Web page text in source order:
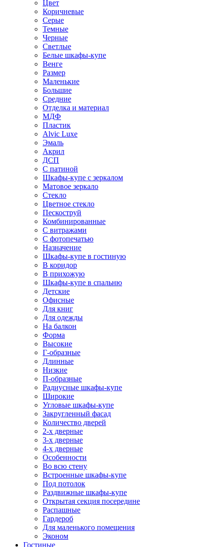
Цвет
Коричневые
Серые
Темные
Черные
Светлые
Белые шкафы-купе
Венге
Размер
Маленькие
Большие
Средние
Отделка и материал
МДФ
Пластик
Alvic Luxe
Эмаль
Акрил
ДСП
С патиной
Шкафы-купе с зеркалом
Матовое зеркало
Стекло
Цветное стекло
Пескоструй
Комбинированные
С витражами
С фотопечатью
Назначение
Шкафы-купе в гостиную
В коридор
В прихожую
Шкафы-купе в спальню
Детские
Офисные
Для книг
Для одежды
На балкон
Форма
Высокие
Г-образные
Длинные
Низкие
П-образные
Радиусные шкафы-купе
Широкие
Угловые шкафы-купе
Закругленный фасад
Количество дверей
2-х дверные
3-х дверные
4-х дверные
Особенности
Во всю стену
Встроенные шкафы-купе
Под потолок
Раздвижные шкафы-купе
Открытая секция посередине
Распашные
Гардероб
Для маленького помещения
Эконом
Гостиные